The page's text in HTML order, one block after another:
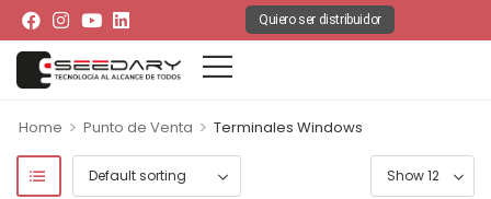
Quiero ser distribuidor
Home > Punto de Venta > Terminales Windows